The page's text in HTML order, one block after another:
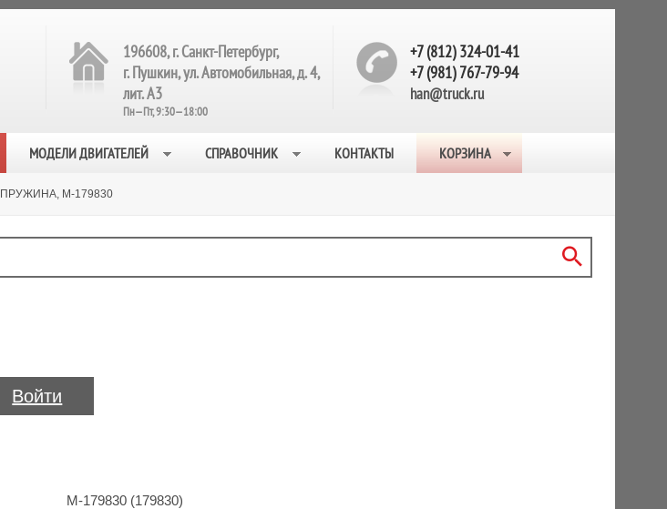
196608, г. Санкт-Петербург,
г. Пушкин, ул. Автомобильная, д. 4,
лит. А3
Пн—Пт, 9:30—18:00
+7 (812) 324-01-41
+7 (981) 767-79-94
han@truck.ru
МОДЕЛИ ДВИГАТЕЛЕЙ СПРАВОЧНИК КОНТАКТЫ КОРЗИНА
ПРУЖИНА, M-179830
Войти
M-179830 (179830)